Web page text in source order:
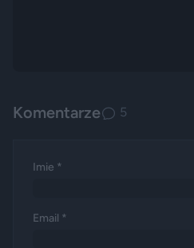
Komentarze 5
Imie *
Email *